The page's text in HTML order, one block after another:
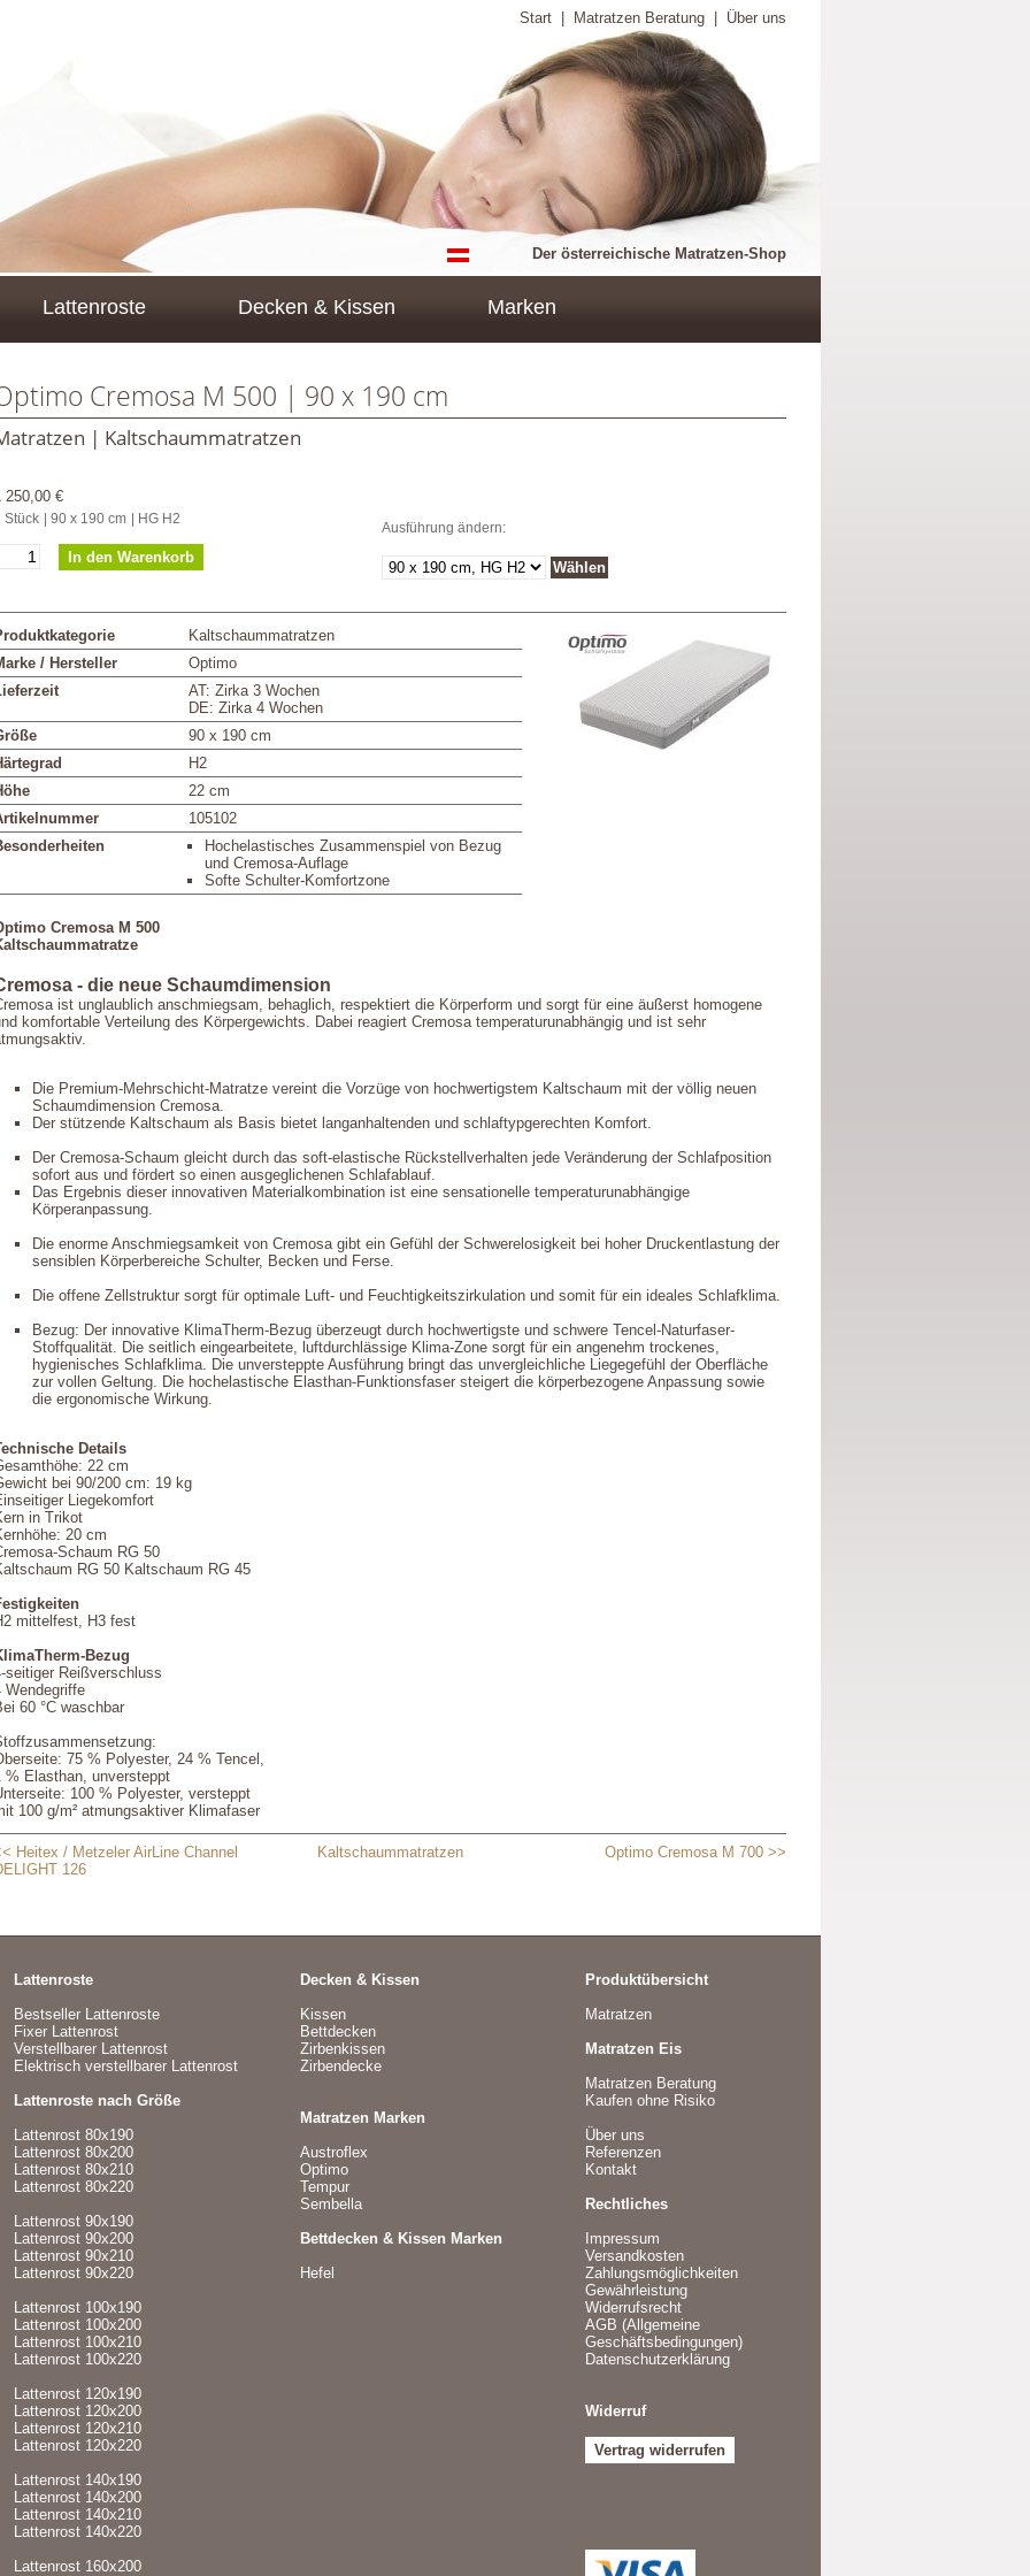
Start Matratzen Beratung Über uns
Der österreichische Matratzen-Shop
Lattenroste Decken & Kissen Marken
Cremosa M 500 | 90 x 190 cm
| Kaltschaummatratzen
250,00 €
Stück | 90 x 190 cm | HG H2
Ausführung ändern:
Kaltschaummatratzen
/ Hersteller
Optimo
AT: Zirka 3 Wochen
DE: Zirka 4 Wochen
90 x 190 cm
H2
22 cm
105102
Hochelastisches Zusammenspiel von Bezug
und Cremosa-Auflage
Softe Schulter-Komfortzone
Cremosa M 500
- die neue Schaumdimension
ist unglaublich anschmiegsam, behaglich, respektiert die Körperform und sorgt für eine äußerst homogene
komfortable Verteilung des Körpergewichts. Dabei reagiert Cremosa temperaturunabhängig und ist sehr
Die Premium-Mehrschicht-Matratze vereint die Vorzüge von hochwertigstem Kaltschaum mit der völlig neuen
Schaumdimension Cremosa.
Der stützende Kaltschaum als Basis bietet langanhaltenden und schlaftypgerechten Komfort.
Der Cremosa-Schaum gleicht durch das soft-elastische Rückstellverhalten jede Veränderung der Schlafposition
sofort aus und fördert so einen ausgeglichenen Schlafablauf.
Das Ergebnis dieser innovativen Materialkombination ist eine sensationelle temperaturunabhängige
Körperanpassung.
Die enorme Anschmiegsamkeit von Cremosa gibt ein Gefühl der Schwerelosigkeit bei hoher Druckentlastung der
sensiblen Körperbereiche Schulter, Becken und Ferse.
Die offene Zellstruktur sorgt für optimale Luft- und Feuchtigkeitszirkulation und somit für ein ideales Schlafklima.
Bezug: Der innovative KlimaTherm-Bezug überzeugt durch hochwertigste und schwere Tencel-Naturfaser-
Stoffqualität. Die seitlich eingearbeitete, luftdurchlässige Klima-Zone sorgt für ein angenehm trockenes,
hygienisches Schlafklima. Die unversteppte Ausführung bringt das unvergleichliche Liegegefühl der Oberfläche
zur vollen Geltung. Die hochelastische Elasthan-Funktionsfaser steigert die körperbezogene Anpassung sowie
die ergonomische Wirkung.
Details
22 cm
bei 90/200 cm: 19 kg
Liegekomfort
in Trikot
20 cm
Schaum RG 50
RG 50 Kaltschaum RG 45
mittelfest, H3 fest
Bezug
seitiger Reißverschluss
Wendegriffe
60 °C waschbar
75 % Polyester, 24 % Tencel,
% Elasthan, unversteppt
100 % Polyester, versteppt
100 g/m² atmungsaktiver Klimafaser
Heitex / Metzeler AirLine Channel
126
Kaltschaummatratzen Optimo Cremosa M 700 >>
Lattenroste
Bestseller Lattenroste
Fixer Lattenrost
Verstellbarer Lattenrost
Elektrisch verstellbarer Lattenrost
Lattenroste nach Größe
Lattenrost 80x190
Lattenrost 80x200
Lattenrost 80x210
Lattenrost 80x220
Lattenrost 90x190
Lattenrost 90x200
Lattenrost 90x210
Lattenrost 90x220
Lattenrost 100x190
Lattenrost 100x200
Lattenrost 100x210
Lattenrost 100x220
Lattenrost 120x190
Lattenrost 120x200
Lattenrost 120x210
Lattenrost 120x220
Lattenrost 140x190
Lattenrost 140x200
Lattenrost 140x210
Lattenrost 140x220
Lattenrost 160x200
Decken & Kissen
Kissen
Bettdecken
Zirbenkissen
Zirbendecke
Matratzen Marken
Austroflex
Optimo
Tempur
Sembella
Bettdecken & Kissen Marken
Hefel
Produktübersicht
Matratzen
Matratzen Eis
Matratzen Beratung
Kaufen ohne Risiko
Über uns
Referenzen
Kontakt
Rechtliches
Impressum
Versandkosten
Zahlungsmöglichkeiten
Gewährleistung
Widerrufsrecht
AGB (Allgemeine
Geschäftsbedingungen)
Datenschutzerklärung
Widerruf
Vertrag widerrufen